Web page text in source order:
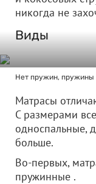
никогда не
Виды
Нет пружин,
Матрасы
С размерами
односпальные,
больше.
Во-первых,
пружинные .